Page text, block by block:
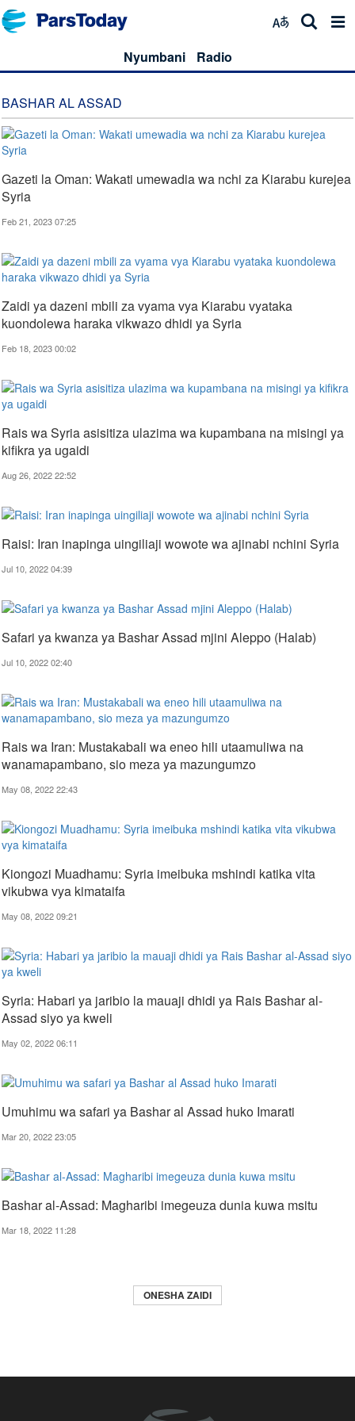
Nyumbani Radio
BASHAR AL ASSAD
Gazeti la Oman: Wakati umewadia wa nchi za Kiarabu kurejea
Syria
Feb 21, 2023 07:25
Zaidi ya dazeni mbili za vyama vya Kiarabu vyataka
kuondolewa haraka vikwazo dhidi ya Syria
Feb 18, 2023 00:02
Rais wa Syria asisitiza ulazima wa kupambana na misingi ya
kifikra ya ugaidi
Aug 26, 2022 22:52
Raisi: Iran inapinga uingiliaji wowote wa ajinabi nchini Syria
Jul 10, 2022 04:39
Safari ya kwanza ya Bashar Assad mjini Aleppo (Halab)
Jul 10, 2022 02:40
Rais wa Iran: Mustakabali wa eneo hili utaamuliwa na
wanamapambano, sio meza ya mazungumzo
May 08, 2022 22:43
Kiongozi Muadhamu: Syria imeibuka mshindi katika vita
vikubwa vya kimataifa
May 08, 2022 09:21
Syria: Habari ya jaribio la mauaji dhidi ya Rais Bashar al-
Assad siyo ya kweli
May 02, 2022 06:11
Umuhimu wa safari ya Bashar al Assad huko Imarati
Mar 20, 2022 23:05
Bashar al-Assad: Magharibi imegeuza dunia kuwa msitu
Mar 18, 2022 11:28
ONESHA ZAIDI